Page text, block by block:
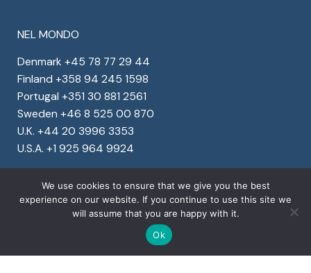
NEL MONDO
Denmark +45 78 77 29 44
Finland +358 94 245 1598
Portugal +351 30 881 2561
Sweden +46 8 525 00 870
U.K. +44 20 3996 3353
U.S.A. +1 925 964 9924
Copyright © 2022 Ventura Global S.r.l. – All rights
We use cookies to ensure that we give you the best
experience on our website. If you continue to use this site we
will assume that you are happy with it.
Ok